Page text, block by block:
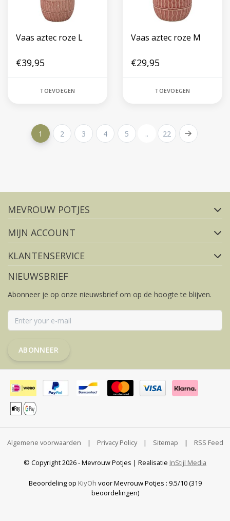
Vaas aztec roze L
€39,95
TOEVOEGEN
Vaas aztec roze M
€29,95
TOEVOEGEN
1 2 3 4 5 .. 22
FACEBOOK
MEVROUW POTJES
MIJN ACCOUNT
KLANTENSERVICE
NIEUWSBRIEF
Abonneer je op onze nieuwsbrief om op de hoogte te blijven.
ABONNEER
Algemene voorwaarden | Privacy Policy | Sitemap | RSS Feed
© Copyright 2026 - Mevrouw Potjes | Realisatie InStijl Media
Beoordeling op KiyOh voor Mevrouw Potjes : 9.5/10 (319
beoordelingen)